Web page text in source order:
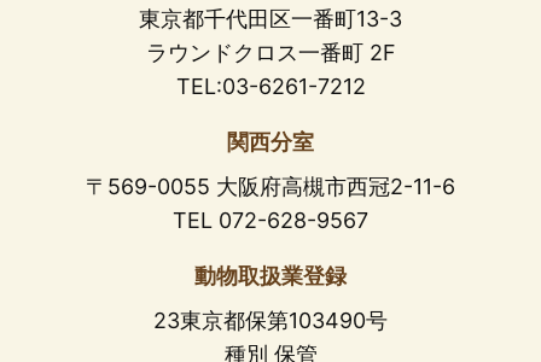
東京都千代田区一番町13-3
ラウンドクロス一番町 2F
TEL:03-6261-7212
関西分室
〒569-0055 大阪府高槻市西冠2-11-6
TEL 072-628-9567
動物取扱業登録
23東京都保第103490号
種別 保管